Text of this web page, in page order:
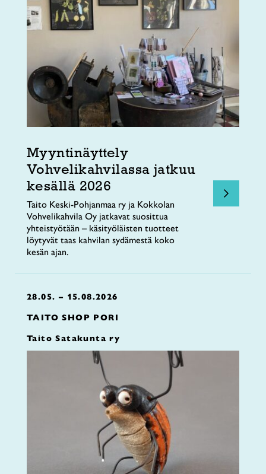
Myyntinäyttely
Vohvelikahvilassa jatkuu
kesällä 2026
Taito Keski-Pohjanmaa ry ja Kokkolan
Vohvelikahvila Oy jatkavat suosittua
yhteistyötään – käsityöläisten tuotteet
löytyvät taas kahvilan sydämestä koko
kesän ajan.
28.05. – 15.08.2026
TAITO SHOP PORI
Taito Satakunta ry